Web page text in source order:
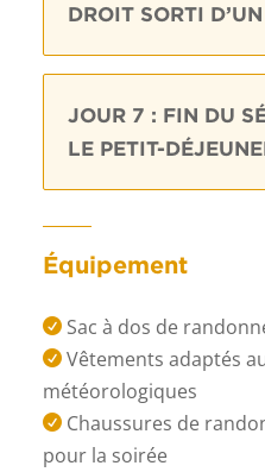
DROIT SORTI
JOUR 7 : FIN DU
LE PETIT-
Équipement
Sac à dos de
Vêtements adaptés
météorologiques
Chaussures de
pour la soirée